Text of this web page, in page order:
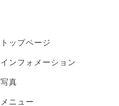
トップページ
インフォメーション
写真
メニュー